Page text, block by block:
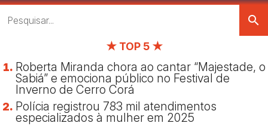
search
★ TOP 5 ★
Roberta Miranda chora ao cantar “Majestade, o
Sabiá” e emociona público no Festival de
Inverno de Cerro Corá
Polícia registrou 783 mil atendimentos
especializados à mulher em 2025